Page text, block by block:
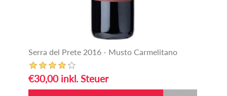
Serra del Prete 2016 - Musto Carmelitano
€30,00 inkl. Steuer